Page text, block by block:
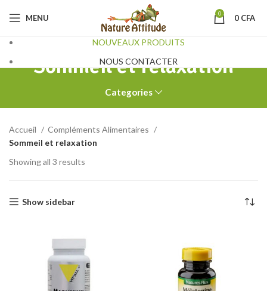
MENU 0 0 CFA
NOUVEAUX PRODUITS
NOUS CONTACTER
Sommeil et relaxation
Categories
Accueil
Compléments Alimentaires
Sommeil et relaxation
Showing all 3 results
Show sidebar